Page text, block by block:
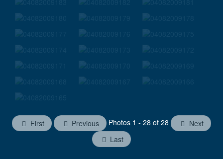
First Previous Photos 1 - 28 of 28
Next
Last